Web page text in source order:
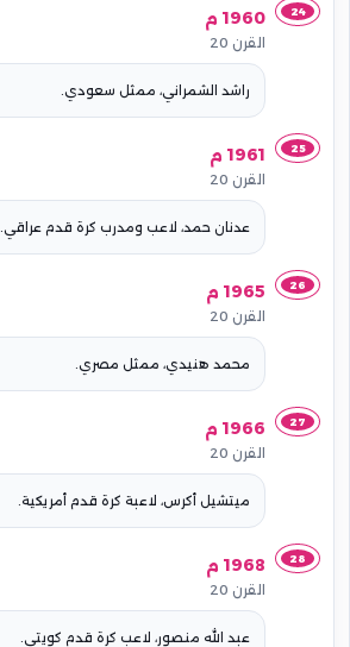
24 1960 م
القرن 20
راشد الشمراني، ممثل سعودي.
25 1961 م
القرن 20
عدنان حمد، لاعب ومدرب كرة قدم عراقي.
26 1965 م
القرن 20
محمد هنيدي، ممثل مصري.
27 1966 م
القرن 20
ميتشيل أكرس، لاعبة كرة قدم أمريكية.
28 1968 م
القرن 20
عبد الله منصور، لاعب كرة قدم كويتي.